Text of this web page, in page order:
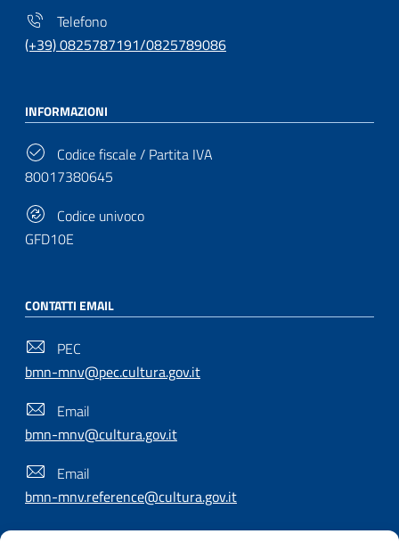
Telefono
(+39) 0825787191/0825789086
INFORMAZIONI
Codice fiscale / Partita IVA
80017380645
Codice univoco
GFD10E
CONTATTI EMAIL
PEC
bmn-mnv@pec.cultura.gov.it
Email
bmn-mnv@cultura.gov.it
Email
bmn-mnv.reference@cultura.gov.it